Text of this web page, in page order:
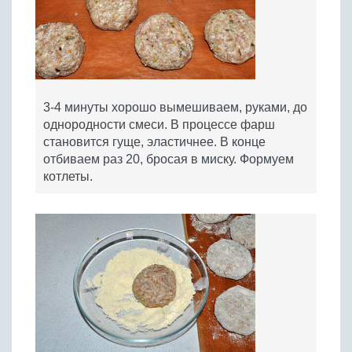
3-4 минуты хорошо вымешиваем, руками, до
однородности смеси. В процессе фарш
становится гуще, эластичнее. В конце
отбиваем раз 20, бросая в миску. Формуем
котлеты.